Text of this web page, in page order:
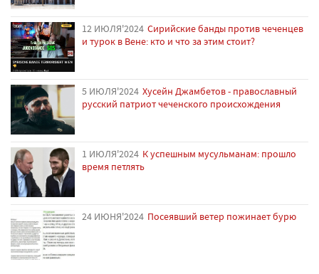
12 ИЮЛЯ'2024 Сирийские банды против чеченцев
и турок в Вене: кто и что за этим стоит?
5 ИЮЛЯ'2024 Хусейн Джамбетов - православный
русский патриот чеченского происхождения
1 ИЮЛЯ'2024 К успешным мусульманам: прошло
время петлять
24 ИЮНЯ'2024 Посеявший ветер пожинает бурю